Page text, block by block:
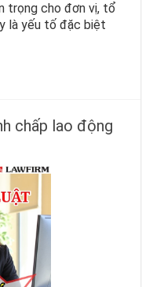
trọng cho đơn vị, tổ
là yếu tố đặc biệt
chấp lao động